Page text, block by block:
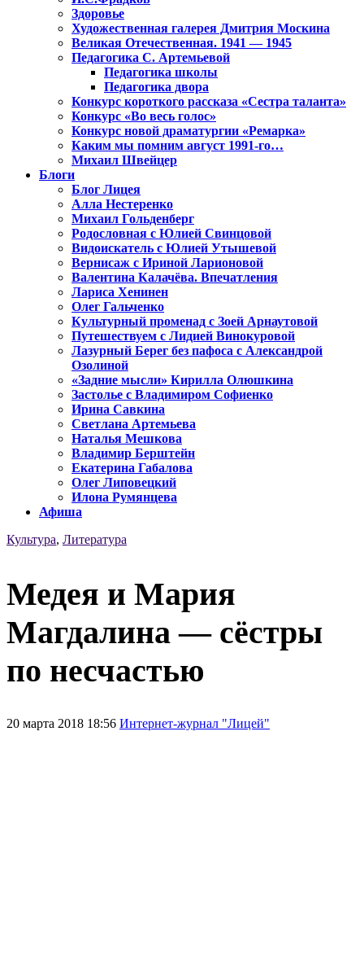
Здоровье
Художественная галерея Дмитрия Москина
Великая Отечественная. 1941 — 1945
Педагогика С. Артемьевой
Педагогика школы
Педагогика двора
Конкурс короткого рассказа «Сестра таланта»
Конкурс «Во весь голос»
Конкурс новой драматургии «Ремарка»
Каким мы помним август 1991-го…
Михаил Швейцер
Блоги
Блог Лицея
Алла Нестеренко
Михаил Гольденберг
Родословная с Юлией Свинцовой
Видоискатель с Юлией Утышевой
Вернисаж с Ириной Ларионовой
Валентина Калачёва. Впечатления
Лариса Хенинен
Олег Гальченко
Культурный променад с Зоей Арнаутовой
Путешествуем с Лидией Винокуровой
Лазурный Берег без пафоса с Александрой
Озолиной
«Задние мысли» Кирилла Олюшкина
Застолье с Владимиром Софиенко
Ирина Савкина
Светлана Артемьева
Наталья Мешкова
Владимир Берштейн
Екатерина Габалова
Олег Липовецкий
Илона Румянцева
Афиша
Культура, Литература
Медея и Мария
Магдалина — сёстры
по несчастью
20 марта 2018 18:56 Интернет-журнал "Лицей"